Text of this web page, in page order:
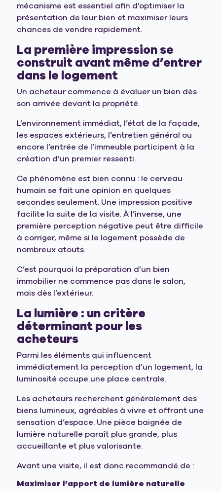
mécanisme est essentiel afin d’optimiser la
présentation de leur bien et maximiser leurs
chances de vendre rapidement.
La première impression se
construit avant même d’entrer
dans le logement
Un acheteur commence à évaluer un bien dès
son arrivée devant la propriété.
L’environnement immédiat, l’état de la façade,
les espaces extérieurs, l’entretien général ou
encore l’entrée de l’immeuble participent à la
création d’un premier ressenti.
Ce phénomène est bien connu : le cerveau
humain se fait une opinion en quelques
secondes seulement. Une impression positive
facilite la suite de la visite. À l’inverse, une
première perception négative peut être difficile
à corriger, même si le logement possède de
nombreux atouts.
C’est pourquoi la préparation d’un bien
immobilier ne commence pas dans le salon,
mais dès l’extérieur.
La lumière : un critère
déterminant pour les
acheteurs
Parmi les éléments qui influencent
immédiatement la perception d’un logement, la
luminosité occupe une place centrale.
Les acheteurs recherchent généralement des
biens lumineux, agréables à vivre et offrant une
sensation d’espace. Une pièce baignée de
lumière naturelle paraît plus grande, plus
accueillante et plus valorisante.
Avant une visite, il est donc recommandé de :
Maximiser l’apport de lumière naturelle